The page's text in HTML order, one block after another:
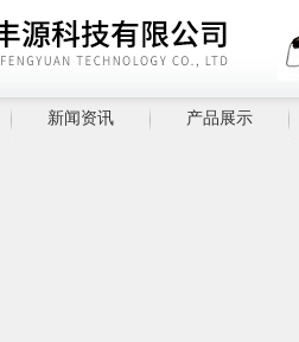
新闻资讯 产品展示